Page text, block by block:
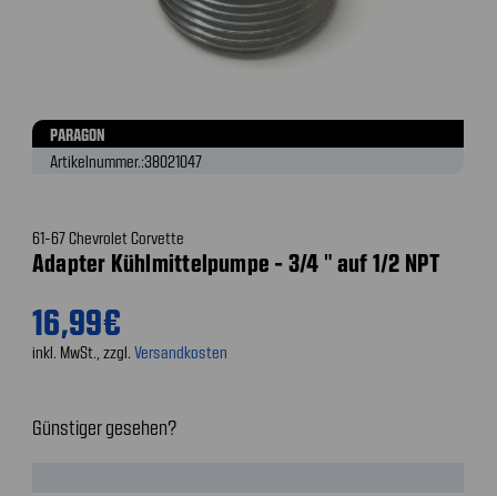
PARAGON
Artikelnummer.:38021047
61-67 Chevrolet Corvette
Adapter Kühlmittelpumpe - 3/4 " auf 1/2 NPT
16,99€
inkl. MwSt., zzgl. Versandkosten
Günstiger gesehen?